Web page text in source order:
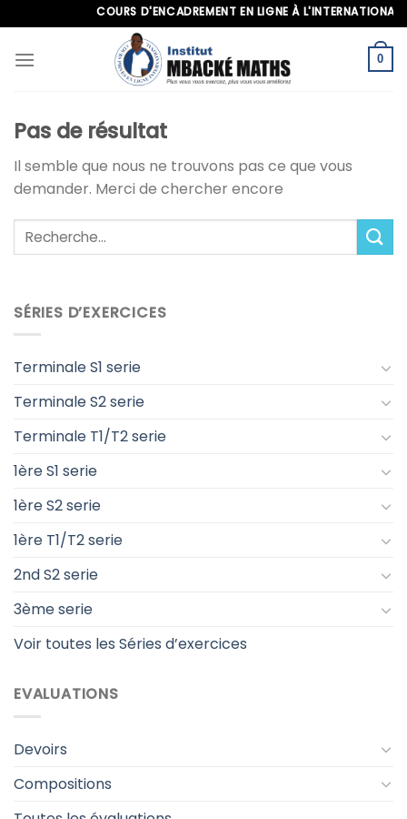
to
content
COURS D'ENCADREMENT EN LIGNE À L'INTERNATIONAL,
0
SÉRIES D’EXERCICES
Terminale S1 serie
Terminale S2 serie
Terminale T1/T2 serie
1ère S1 serie
1ère S2 serie
1ère T1/T2 serie
2nd S2 serie
3ème serie
Voir toutes les Séries d’exercices
EVALUATIONS
Devoirs
Compositions
Pas de résultat
Il semble que nous ne trouvons pas ce que vous
demander. Merci de chercher encore